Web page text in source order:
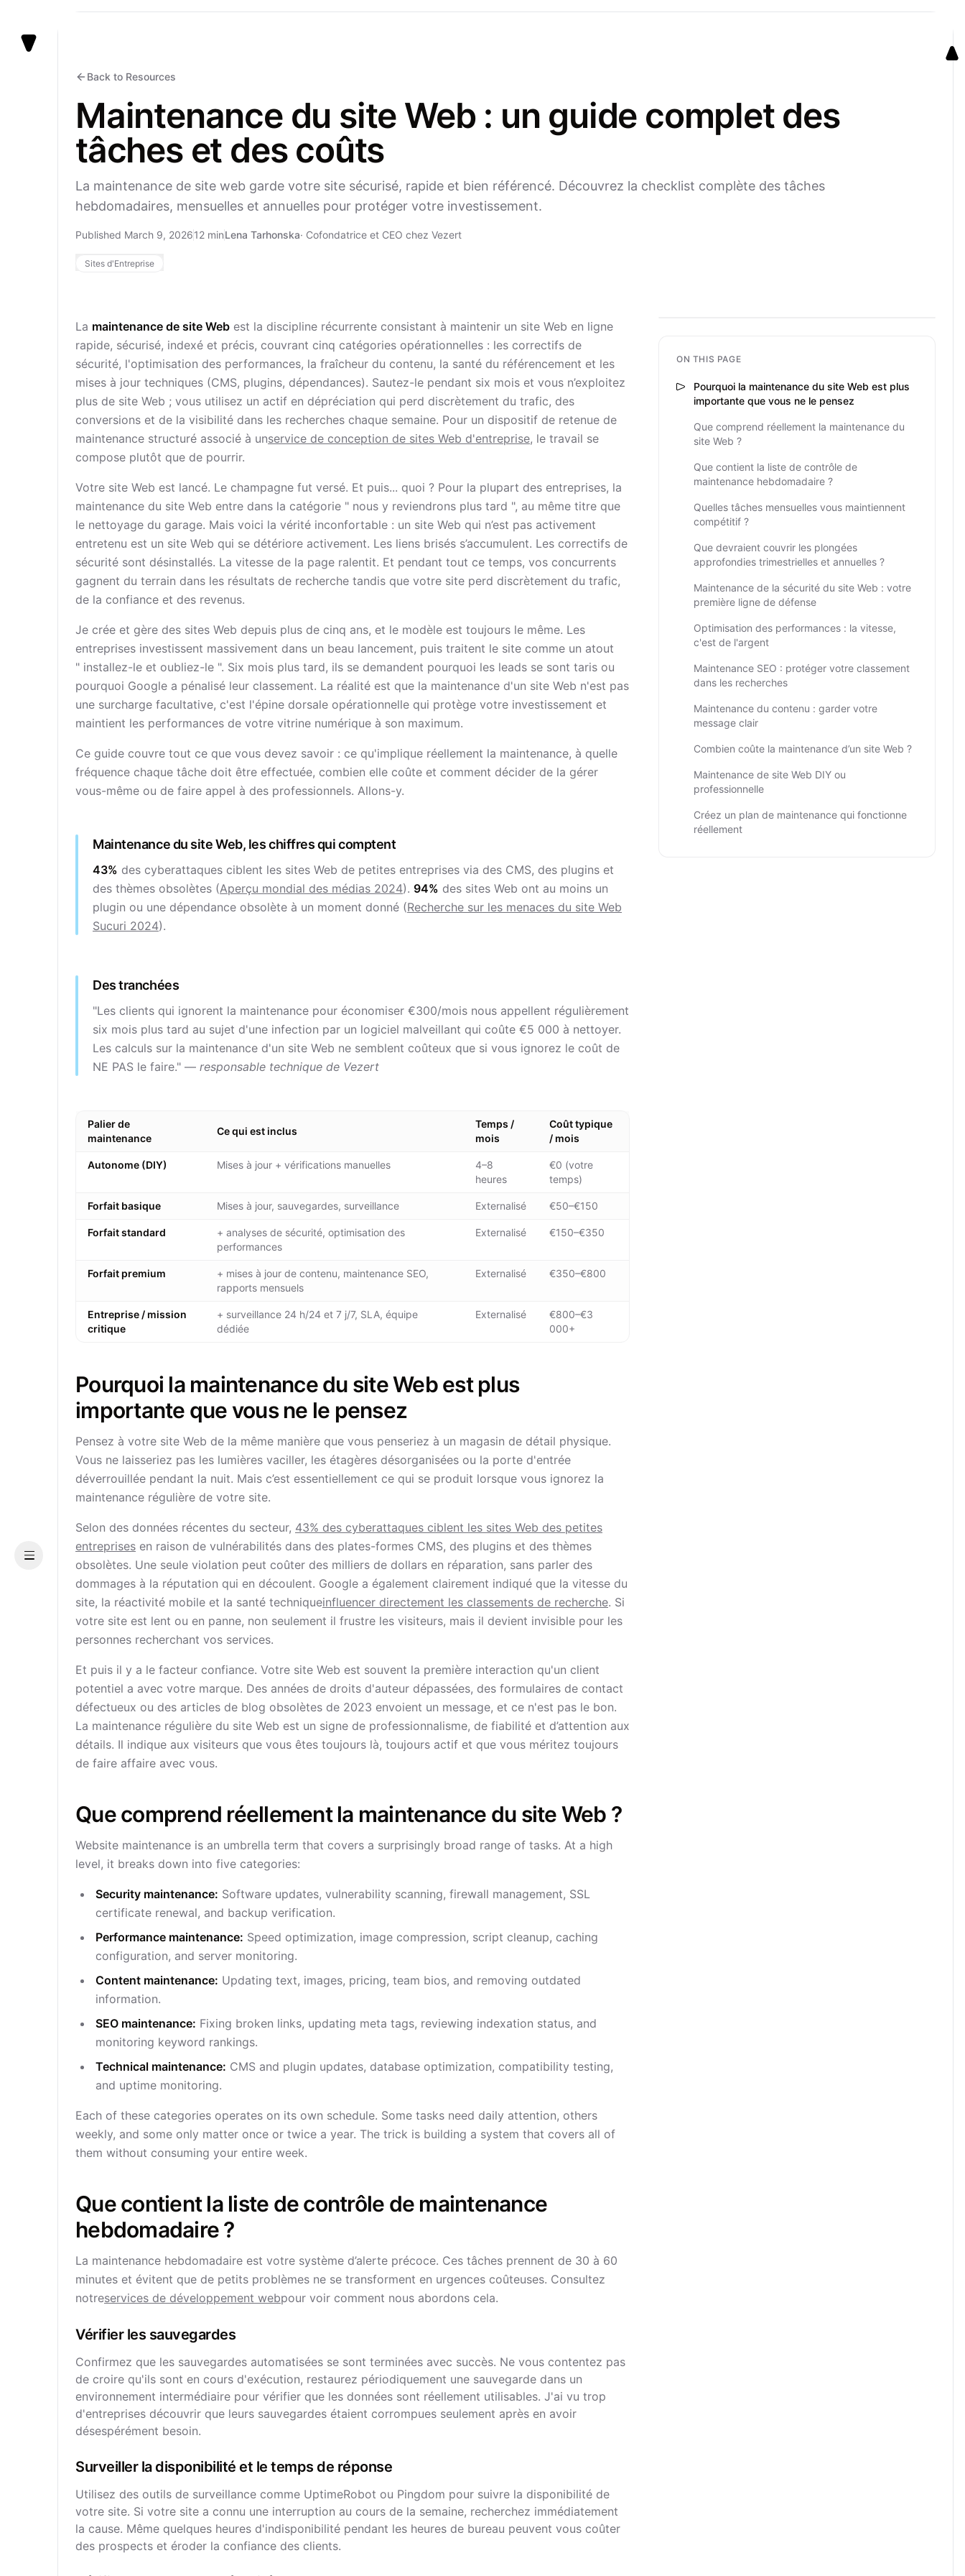
Vezert
Menu
Back to Resources
Maintenance du site Web : un guide complet des
tâches et des coûts
La maintenance de site web garde votre site sécurisé, rapide et bien référencé. Découvrez la checklist complète des tâches
hebdomadaires, mensuelles et annuelles pour protéger votre investissement.
Published March 9, 202612 minLena Tarhonska· Cofondatrice et CEO chez Vezert
Sites d'Entreprise
La maintenance de site Web est la discipline récurrente consistant à maintenir un site Web en ligne
rapide, sécurisé, indexé et précis, couvrant cinq catégories opérationnelles : les correctifs de
sécurité, l'optimisation des performances, la fraîcheur du contenu, la santé du référencement et les
mises à jour techniques (CMS, plugins, dépendances). Sautez-le pendant six mois et vous n’exploitez
plus de site Web ; vous utilisez un actif en dépréciation qui perd discrètement du trafic, des
conversions et de la visibilité dans les recherches chaque semaine. Pour un dispositif de retenue de
maintenance structuré associé à unservice de conception de sites Web d'entreprise, le travail se
compose plutôt que de pourrir.
Votre site Web est lancé. Le champagne fut versé. Et puis... quoi ? Pour la plupart des entreprises, la
maintenance du site Web entre dans la catégorie " nous y reviendrons plus tard ", au même titre que
le nettoyage du garage. Mais voici la vérité inconfortable : un site Web qui n’est pas activement
entretenu est un site Web qui se détériore activement. Les liens brisés s’accumulent. Les correctifs de
sécurité sont désinstallés. La vitesse de la page ralentit. Et pendant tout ce temps, vos concurrents
gagnent du terrain dans les résultats de recherche tandis que votre site perd discrètement du trafic,
de la confiance et des revenus.
Je crée et gère des sites Web depuis plus de cinq ans, et le modèle est toujours le même. Les
entreprises investissent massivement dans un beau lancement, puis traitent le site comme un atout
" installez-le et oubliez-le ". Six mois plus tard, ils se demandent pourquoi les leads se sont taris ou
pourquoi Google a pénalisé leur classement. La réalité est que la maintenance d'un site Web n'est pas
une surcharge facultative, c'est l'épine dorsale opérationnelle qui protège votre investissement et
maintient les performances de votre vitrine numérique à son maximum.
Ce guide couvre tout ce que vous devez savoir : ce qu'implique réellement la maintenance, à quelle
fréquence chaque tâche doit être effectuée, combien elle coûte et comment décider de la gérer
vous-même ou de faire appel à des professionnels. Allons-y.
Maintenance du site Web, les chiffres qui comptent
43% des cyberattaques ciblent les sites Web de petites entreprises via des CMS, des plugins et
des thèmes obsolètes (Aperçu mondial des médias 2024). 94% des sites Web ont au moins un
plugin ou une dépendance obsolète à un moment donné (Recherche sur les menaces du site Web
Sucuri 2024).
Des tranchées
"Les clients qui ignorent la maintenance pour économiser €300/mois nous appellent régulièrement
six mois plus tard au sujet d'une infection par un logiciel malveillant qui coûte €5 000 à nettoyer.
Les calculs sur la maintenance d'un site Web ne semblent coûteux que si vous ignorez le coût de
NE PAS le faire." — responsable technique de Vezert
Palier de
maintenance
Ce qui est inclus
Temps /
mois
Coût typique
/ mois
Autonome (DIY) Mises à jour + vérifications manuelles
4–8
heures
€0 (votre
temps)
Forfait basique Mises à jour, sauvegardes, surveillance Externalisé €50–€150
Forfait standard
+ analyses de sécurité, optimisation des
performances
Externalisé €150–€350
Forfait premium
+ mises à jour de contenu, maintenance SEO,
rapports mensuels
Externalisé €350–€800
Entreprise / mission
critique
+ surveillance 24 h/24 et 7 j/7, SLA, équipe
dédiée
Externalisé
€800–€3
000+
Pourquoi la maintenance du site Web est plus
importante que vous ne le pensez
Pensez à votre site Web de la même manière que vous penseriez à un magasin de détail physique.
Vous ne laisseriez pas les lumières vaciller, les étagères désorganisées ou la porte d'entrée
déverrouillée pendant la nuit. Mais c’est essentiellement ce qui se produit lorsque vous ignorez la
maintenance régulière de votre site.
Selon des données récentes du secteur, 43% des cyberattaques ciblent les sites Web des petites
entreprises en raison de vulnérabilités dans des plates-formes CMS, des plugins et des thèmes
obsolètes. Une seule violation peut coûter des milliers de dollars en réparation, sans parler des
dommages à la réputation qui en découlent. Google a également clairement indiqué que la vitesse du
site, la réactivité mobile et la santé techniqueinfluencer directement les classements de recherche. Si
votre site est lent ou en panne, non seulement il frustre les visiteurs, mais il devient invisible pour les
personnes recherchant vos services.
Et puis il y a le facteur confiance. Votre site Web est souvent la première interaction qu'un client
potentiel a avec votre marque. Des années de droits d'auteur dépassées, des formulaires de contact
défectueux ou des articles de blog obsolètes de 2023 envoient un message, et ce n'est pas le bon.
La maintenance régulière du site Web est un signe de professionnalisme, de fiabilité et d’attention aux
détails. Il indique aux visiteurs que vous êtes toujours là, toujours actif et que vous méritez toujours
de faire affaire avec vous.
Que comprend réellement la maintenance du site Web ?
Website maintenance is an umbrella term that covers a surprisingly broad range of tasks. At a high
level, it breaks down into five categories:
Security maintenance: Software updates, vulnerability scanning, firewall management, SSL
certificate renewal, and backup verification.
Performance maintenance: Speed optimization, image compression, script cleanup, caching
configuration, and server monitoring.
Content maintenance: Updating text, images, pricing, team bios, and removing outdated
information.
SEO maintenance: Fixing broken links, updating meta tags, reviewing indexation status, and
monitoring keyword rankings.
Technical maintenance: CMS and plugin updates, database optimization, compatibility testing,
and uptime monitoring.
Each of these categories operates on its own schedule. Some tasks need daily attention, others
weekly, and some only matter once or twice a year. The trick is building a system that covers all of
them without consuming your entire week.
Que contient la liste de contrôle de maintenance
hebdomadaire ?
La maintenance hebdomadaire est votre système d’alerte précoce. Ces tâches prennent de 30 à 60
minutes et évitent que de petits problèmes ne se transforment en urgences coûteuses. Consultez
notreservices de développement webpour voir comment nous abordons cela.
Vérifier les sauvegardes
Confirmez que les sauvegardes automatisées se sont terminées avec succès. Ne vous contentez pas
de croire qu'ils sont en cours d'exécution, restaurez périodiquement une sauvegarde dans un
environnement intermédiaire pour vérifier que les données sont réellement utilisables. J'ai vu trop
d'entreprises découvrir que leurs sauvegardes étaient corrompues seulement après en avoir
désespérément besoin.
Surveiller la disponibilité et le temps de réponse
Utilisez des outils de surveillance comme UptimeRobot ou Pingdom pour suivre la disponibilité de
votre site. Si votre site a connu une interruption au cours de la semaine, recherchez immédiatement
la cause. Même quelques heures d'indisponibilité pendant les heures de bureau peuvent vous coûter
des prospects et éroder la confiance des clients.
ON THIS PAGE
Pourquoi la maintenance du site Web est plus
importante que vous ne le pensez
Que comprend réellement la maintenance du
site Web ?
Que contient la liste de contrôle de
maintenance hebdomadaire ?
Quelles tâches mensuelles vous maintiennent
compétitif ?
Que devraient couvrir les plongées
approfondies trimestrielles et annuelles ?
Maintenance de la sécurité du site Web : votre
première ligne de défense
Optimisation des performances : la vitesse,
c'est de l'argent
Maintenance SEO : protéger votre classement
dans les recherches
Maintenance du contenu : garder votre
message clair
Combien coûte la maintenance d’un site Web ?
Maintenance de site Web DIY ou
professionnelle
Créez un plan de maintenance qui fonctionne
réellement